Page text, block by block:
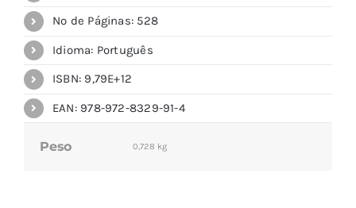
Nº de Páginas: 528
Idioma: Português
ISBN: 9,79E+12
EAN: 978-972-8329-91-4
Peso 0,728 kg